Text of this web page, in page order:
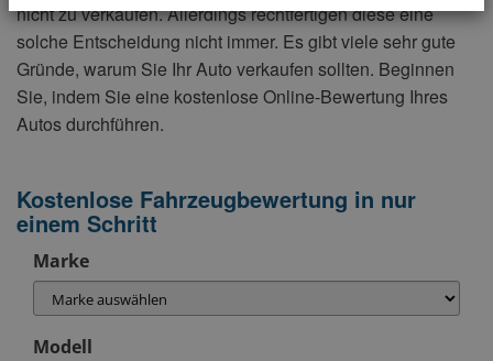
nicht zu verkaufen. Allerdings rechtfertigen diese eine
solche Entscheidung nicht immer. Es gibt viele sehr gute
Gründe, warum Sie Ihr Auto verkaufen sollten. Beginnen
Sie, indem Sie eine kostenlose Online-Bewertung Ihres
Autos durchführen.
Kostenlose Fahrzeugbewertung in nur
einem Schritt
Marke
Modell